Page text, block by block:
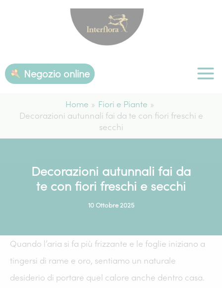
Negozio online
Home
Fiori e Piante
Decorazioni autunnali fai da te con fiori freschi e
secchi
Decorazioni autunnali fai da
te con fiori freschi e secchi
10 Ottobre 2025
Quando l’aria si fa più frizzante e le foglie iniziano a
tingersi di rame e oro, sentiamo un naturale
desiderio di portare quel calore anche dentro casa.